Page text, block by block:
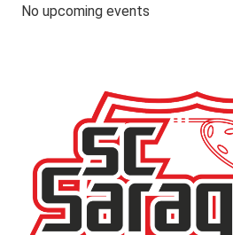
No upcoming events